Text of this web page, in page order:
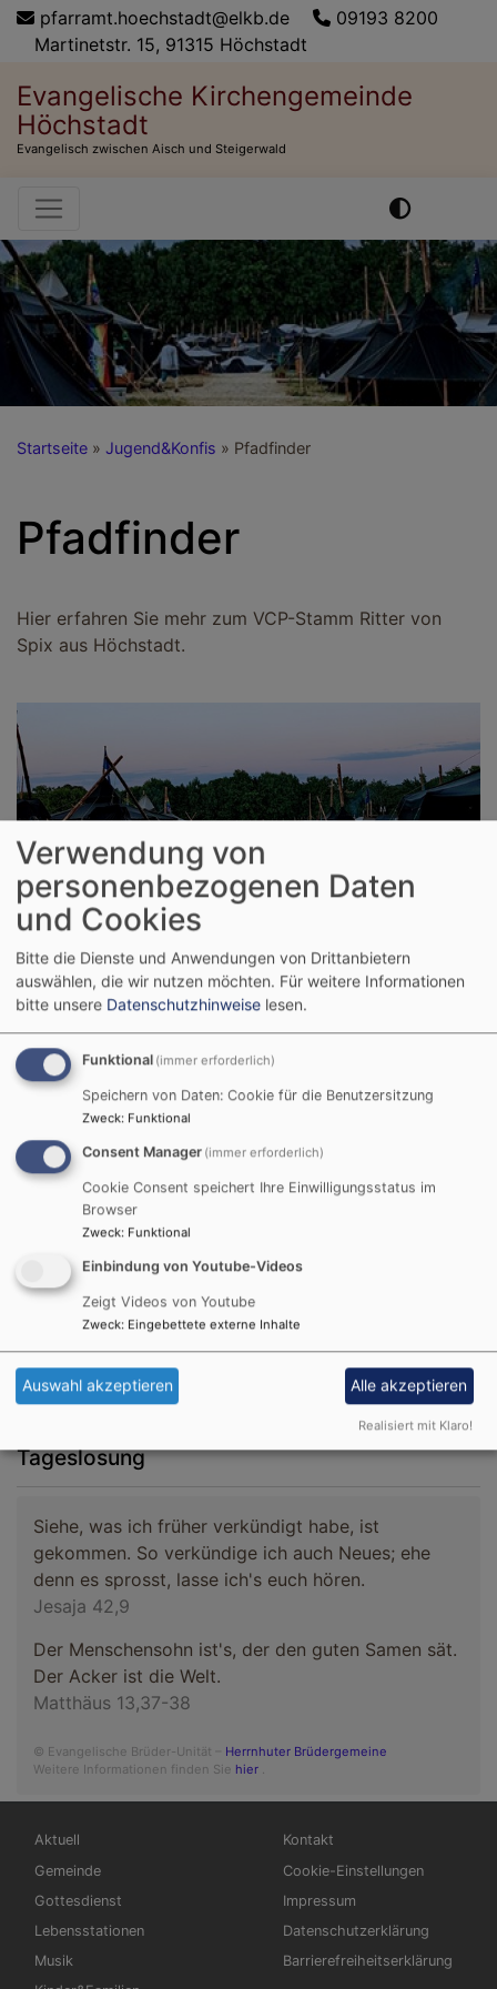
Direktpfarramt.hoechstadt@elkb.de
09193 8200
Martinetstr. 15, 91315 Höchstadt
Evangelische Kirchengemeinde
Höchstadt
Evangelisch zwischen Aisch und Steigerwald
Hauptnavigation
Startseite Jugend&Konfis Pfadfinder
Pfadfinder
Hier erfahren Sie mehr zum VCP-Stamm Ritter von
Spix aus Höchstadt.
Bildrechte vcp Höchstadt
Wir sind der Stamm Ritter von Spix aus Höchstadt und
Pfadfindern (VCP) an. Der Stamm wurde 1992
gegründet und führt aktuell 3 Gruppen in
verschiedenen Altersklassen von 6 bis 13 Jahre.
Zuge der Pfadfinderarbeit neue Freunde finden, auf
Zeltlager fahren und die Natur entdecken wollen. Auch
über 13-jährige sind herzlich eingeladen, sich im
Stamm in Leitertätigkeiten zu engagieren.
Auf unsererwww.vcp-hoechstadt.de
Einzelheiten.
Bei Interesse gerne ein Email anstafue@vcp-
hoechstadt.de
Tageslosung
Siehe, was ich früher verkündigt habe, ist
gekommen. So verkündige ich auch Neues; ehe
denn es sprosst, lasse ich's euch hören.
Jesaja 42,9
Der Menschensohn ist's, der den guten Samen sät.
Der Acker ist die Welt.
Matthäus 13,37-38
© Evangelische Brüder-Unität – Herrnhuter Brüdergemeine
Weitere Informationen finden Sie hier .
Hauptnavigation
Aktuell
Gemeinde
Gottesdienst
Lebensstationen
Musik
Fußbereichsmenü
Kontakt
Cookie-Einstellungen
Impressum
Datenschutzerklärung
Barrierefreiheitserklärung
Verwendung von
personenbezogenen Daten
und Cookies
Bitte die Dienste und Anwendungen von Drittanbietern
auswählen, die wir nutzen möchten. Für weitere Informationen
bitte unsere Datenschutzhinweise lesen.
Funktional (immer erforderlich)
Speichern von Daten: Cookie für die Benutzersitzung
Zweck: Funktional
Consent Manager (immer erforderlich)
Cookie Consent speichert Ihre Einwilligungsstatus im
Browser
Zweck: Funktional
Einbindung von Youtube-Videos
Zeigt Videos von Youtube
Zweck: Eingebettete externe Inhalte
Auswahl akzeptieren Alle akzeptieren
Realisiert mit Klaro!